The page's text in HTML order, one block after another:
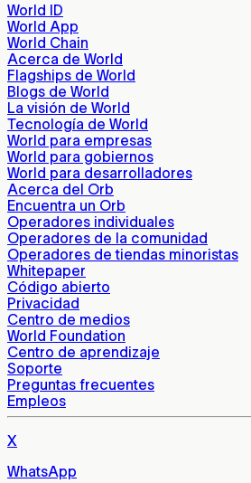
World ID
World App
World Chain
Acerca de World
Flagships de World
Blogs de World
La visión de World
Tecnología de World
World para empresas
World para gobiernos
World para desarrolladores
Acerca del Orb
Encuentra un Orb
Operadores individuales
Operadores de la comunidad
Operadores de tiendas minoristas
Whitepaper
Código abierto
Privacidad
Centro de medios
World Foundation
Centro de aprendizaje
Soporte
Preguntas frecuentes
Empleos
X
WhatsApp